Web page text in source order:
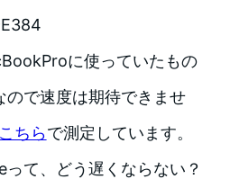
に使っていたもの
で速度は期待できませ
こちらで測定しています。
て、どう遅くならない？